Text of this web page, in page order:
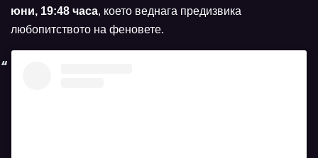
юни, 19:48 часа, което веднага предизвика
любопитството на феновете.